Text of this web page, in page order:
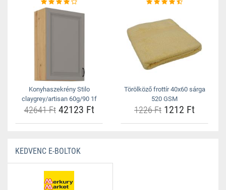
Konyhaszekrény Stilo
claygrey/artisan 60g/90 1f
42641 Ft42123 Ft
Törölköző frottír 40x60 sárga
520 GSM
1226 Ft 1212 Ft
KEDVENC E-BOLTOK